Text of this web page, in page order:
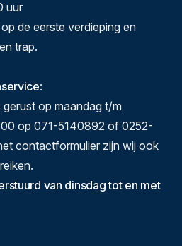
uur
de eerste verdieping en
trap.
:
op maandag t/m
op 071-5140892 of 0252-
contactformulier zijn wij ook
van dinsdag tot en met